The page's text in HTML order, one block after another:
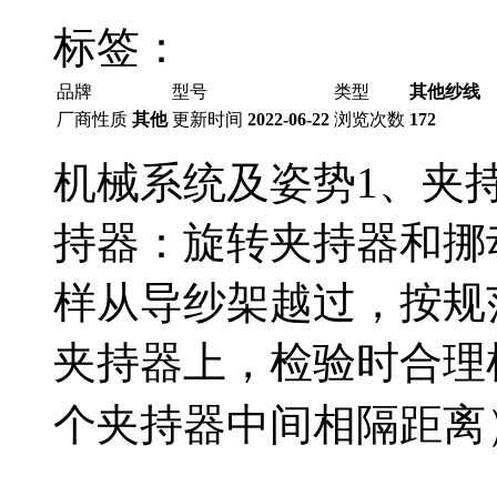
标签：
品牌 型号 类型
其他纱线
厂商性质 其他 更新时间 2022-06-22 浏览次数 172
机械系统及姿势1、夹
持器：旋转夹持器和
样从导纱架越过，按
夹持器上，检验时合
个夹持器中间相隔距